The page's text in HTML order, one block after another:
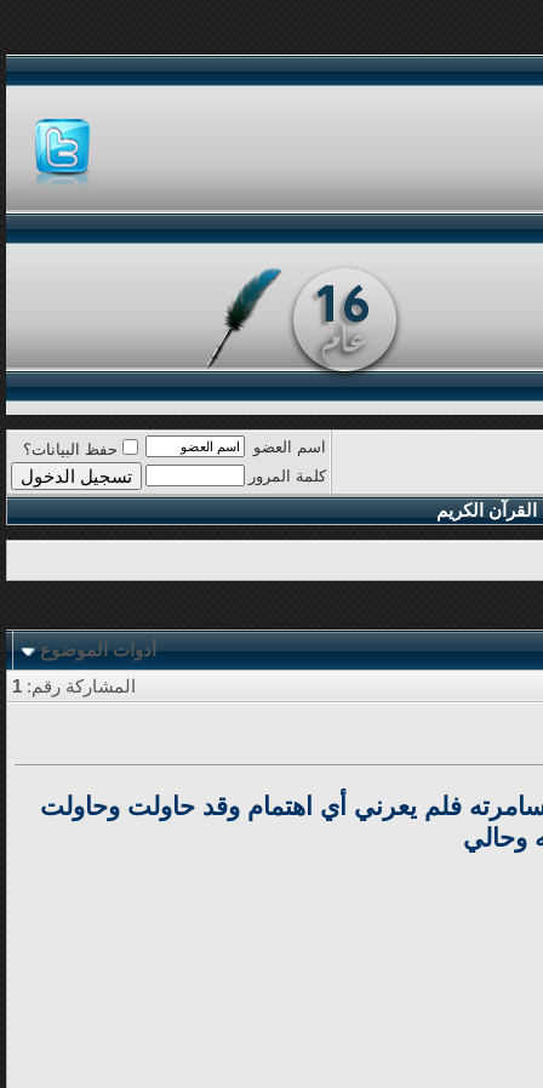
اسم العضو
حفظ البيانات؟
كلمة المرور
القرآن الكريم
أدوات الموضوع
المشاركة رقم: 1
فلم يعرني أي اهتمام وقد حاولت وحاولت
وحالي